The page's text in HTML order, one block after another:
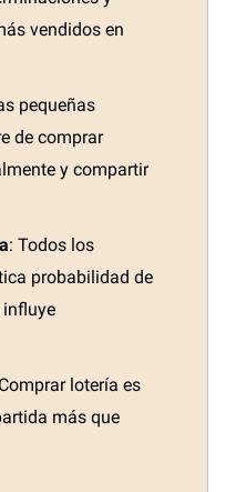
vendidos en
pequeñas
de comprar
y compartir
: Todos los
probabilidad de
influye
lotería es
más que